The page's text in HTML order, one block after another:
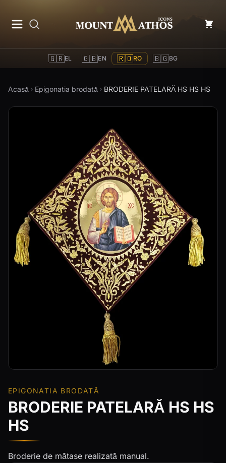
Mount Athos Icons
🇬🇷EL 🇬🇧EN 🇷🇴RO 🇧🇬BG
Acasă Epigonatia brodată BRODERIE PATELARĂ HS HS HS
EPIGONATIA BRODATĂ
BRODERIE PATELARĂ HS HS
HS
Broderie de mătase realizată manual.